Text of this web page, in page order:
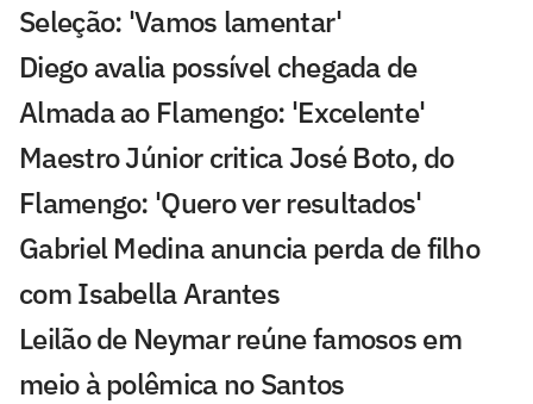
Seleção: 'Vamos lamentar'
Diego avalia possível chegada de
Almada ao Flamengo: 'Excelente'
Maestro Júnior critica José Boto, do
Flamengo: 'Quero ver resultados'
Gabriel Medina anuncia perda de filho
com Isabella Arantes
Leilão de Neymar reúne famosos em
meio à polêmica no Santos